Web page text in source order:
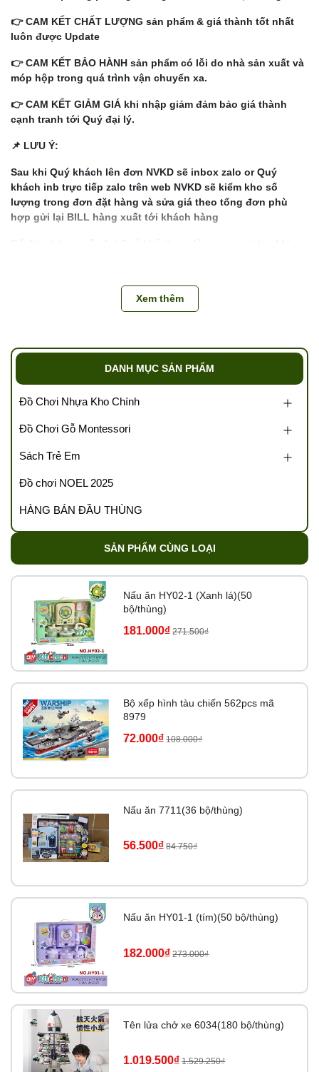
👉 CAM KẾT CHẤT LƯỢNG sản phẩm & giá thành tốt nhất
luôn được Update
👉 CAM KẾT BẢO HÀNH sản phẩm có lỗi do nhà sản xuất và
móp hộp trong quá trình vận chuyển xa.
👉 CAM KẾT GIẢM GIÁ khi nhập giảm đảm bảo giá thành
cạnh tranh tới Quý đại lý.
📌 LƯU Ý:
Sau khi Quý khách lên đơn NVKD sẽ inbox zalo or Quý
khách inb trực tiếp zalo trên web NVKD sẽ kiểm kho số
lượng trong đơn đặt hàng và sửa giá theo tổng đơn phù
hợp gửi lại BILL hàng xuất tới khách hàng
hành đổi trả cho khách hàng
Liên hệ Hotline để giải đáp mọi thắc mắc về sản phẩm:
💌 Cám ơn sự đồng hành của quý đại lý cùngTổng kho
https://tongkhotutikids.com/
Tags: Tổng kho đồ chơi, sỉ đồ chơi trẻ em, kho đồ chơi trẻ
chơi, kho sách trẻ em, v….v
Xem thêm
DANH MỤC SẢN PHẨM
Đồ Chơi Nhựa Kho Chính
Đồ Chơi Gỗ Montessori
Sách Trẻ Em
Đồ chơi NOEL 2025
HÀNG BÁN ĐẦU THÙNG
SẢN PHẨM CÙNG LOẠI
Nấu ăn HY02-1 (Xanh lá)(50
bộ/thùng)
181.000₫ 271.500₫
Bộ xếp hình tàu chiến 562pcs mã
8979
72.000₫ 108.000₫
Nấu ăn 7711(36 bộ/thùng)
56.500₫ 84.750₫
Nấu ăn HY01-1 (tím)(50 bộ/thùng)
182.000₫ 273.000₫
Tên lửa chở xe 6034(180 bộ/thùng)
1.019.500₫ 1.529.250₫